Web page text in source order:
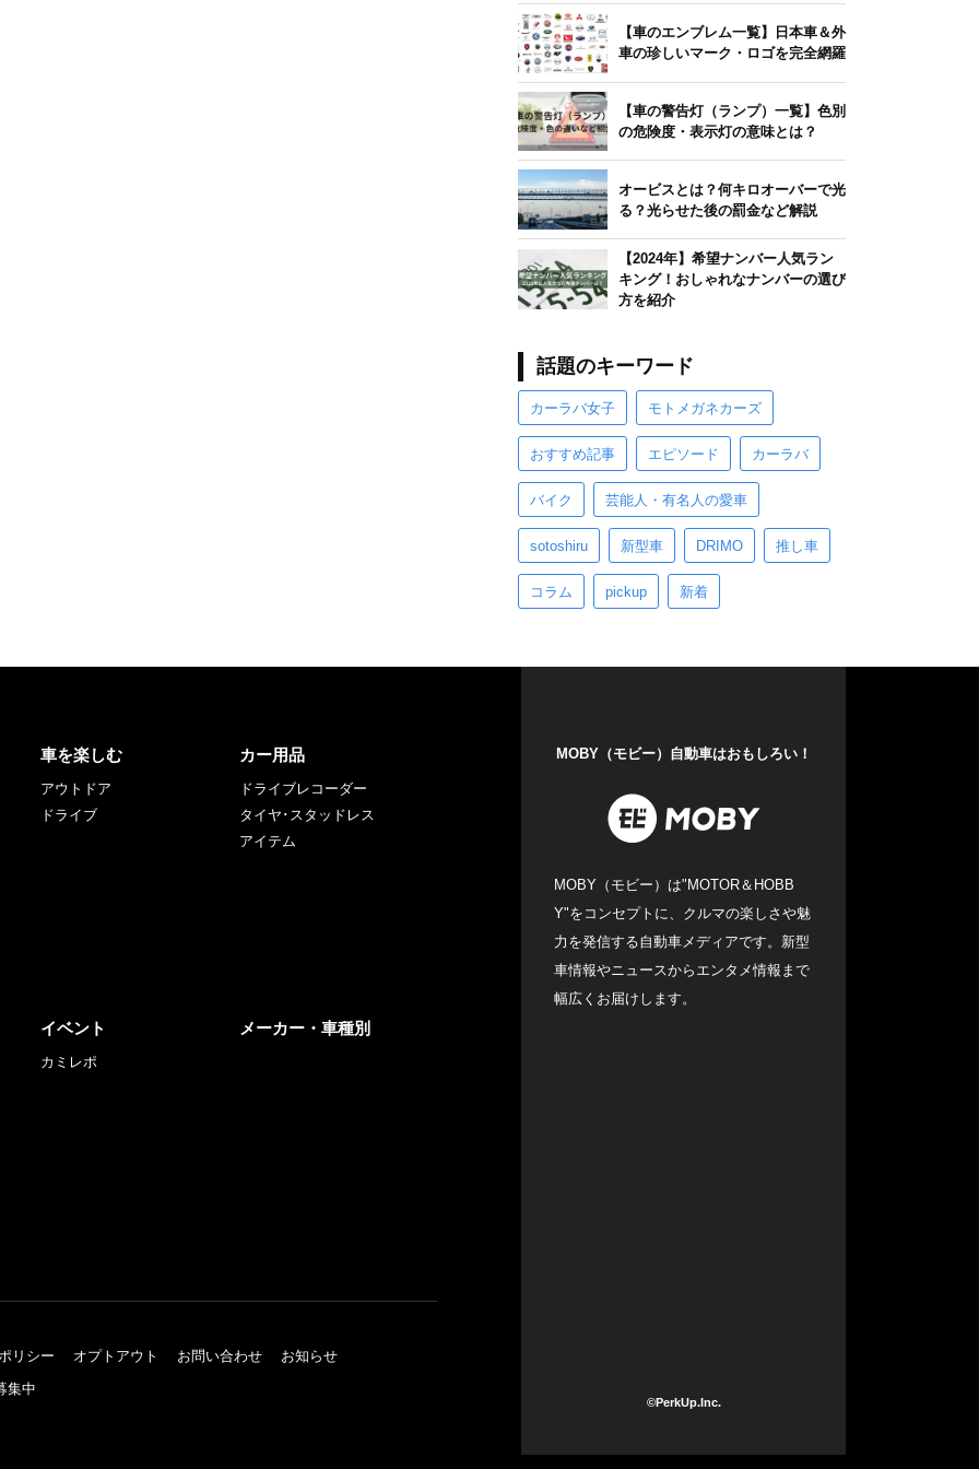
【車のエンブレム一覧】日本車＆外
車の珍しいマーク・ロゴを完全網羅
【車の警告灯（ランプ）一覧】色別
の危険度・表示灯の意味とは？
オービスとは？何キロオーバーで光
る？光らせた後の罰金など解説
【2024年】希望ナンバー人気ラン
キング！おしゃれなナンバーの選び
方を紹介
話題のキーワード
カーラバ女子 モトメガネカーズ
おすすめ記事 エピソード カーラバ
バイク 芸能人・有名人の愛車
sotoshiru 新型車 DRIMO 推し車
コラム pickup 新着
車を楽しむ
アウトドア
ドライブ
カー用品
ドライブレコーダー
タイヤ･スタッドレス
アイテム
イベント
カミレポ
メーカー・車種別
リシー オプトアウト お問い合わせ
お知らせ
集中
MOBY（モビー）自動車はおもしろい！
MOBY（モビー）は"MOTOR＆HOBB
Y"をコンセプトに、クルマの楽しさや魅
力を発信する自動車メディアです。新型
車情報やニュースからエンタメ情報まで
幅広くお届けします。
©PerkUp.Inc.